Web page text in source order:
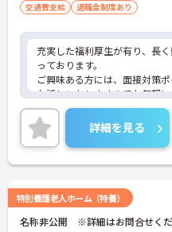
交通費支給
退職金制度あり
充実した福利厚生が有り、長
っております。
ご興味ある方には、面接対策
お話しいたしますのでお気軽
詳細を見る
特別養護老人ホーム（特養）
名称非公開 ※詳細はお問合せく